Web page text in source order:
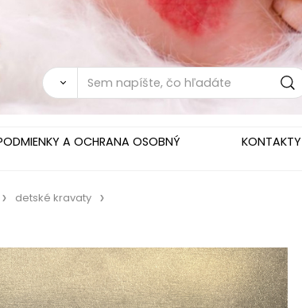
A OCHRANA OSOBNÝ
KONTAKTY
detské kravaty